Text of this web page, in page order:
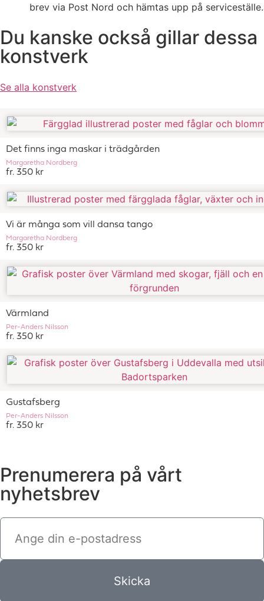
brev via Post Nord och hämtas upp på serviceställe.
Du kanske också gillar dessa
konstverk
Se alla konstverk
Det finns inga maskar i trädgården
Margaretha Nordberg
fr. 350 kr
Vi är många som vill dansa tango
Margaretha Nordberg
fr. 350 kr
Värmland
Per-Anders Nilsson
fr. 350 kr
Gustafsberg
Per-Anders Nilsson
fr. 350 kr
Prenumerera på vårt
nyhetsbrev
Skicka